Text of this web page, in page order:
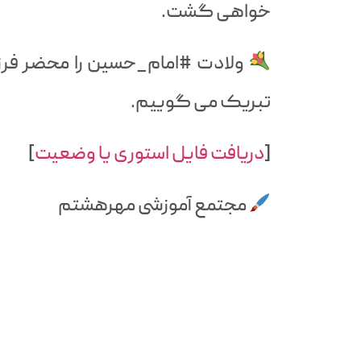
خواهی گشت.
ولادت #امام_حسین را محضر
تبریک می گوییم.
[دریافت فایل استوری یا وضعیت]
مجتمع آموزشی مهرهشتم